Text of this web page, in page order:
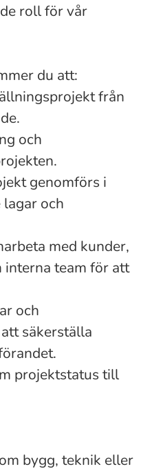
roll för vår
du att:
från
och
genomförs i
och
med kunder,
team för att
och
säkerställa
projektstatus till
bygg, teknik eller